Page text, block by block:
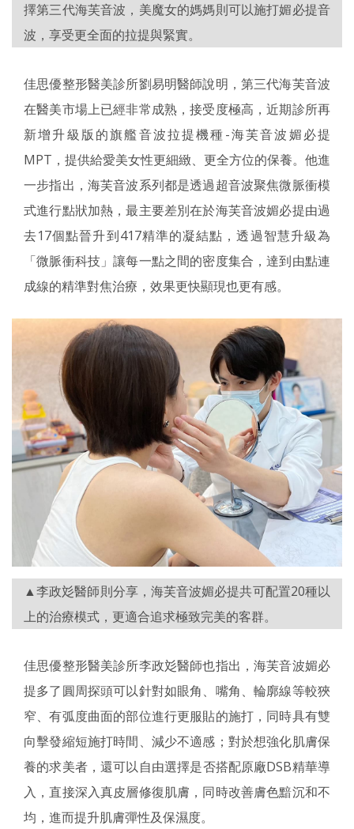
擇第三代海芙音波，美魔女的媽媽則可以施打媚必提音
波，享受更全面的拉提與緊實。
佳思優整形醫美診所劉易明醫師說明，第三代海芙音波
在醫美市場上已經非常成熟，接受度極高，近期診所再
新增升級版的旗艦音波拉提機種-海芙音波媚必提
MPT，提供給愛美女性更細緻、更全方位的保養。他進
一步指出，海芙音波系列都是透過超音波聚焦微脈衝模
式進行點狀加熱，最主要差別在於海芙音波媚必提由過
去17個點晉升到417精準的凝結點，透過智慧升級為
「微脈衝科技」讓每一點之間的密度集合，達到由點連
成線的精準對焦治療，效果更快顯現也更有感。
▲李政彣醫師則分享，海芙音波媚必提共可配置20種以
上的治療模式，更適合追求極致完美的客群。
佳思優整形醫美診所李政彣醫師也指出，海芙音波媚必
提多了圓周探頭可以針對如眼角、嘴角、輪廓線等較狹
窄、有弧度曲面的部位進行更服貼的施打，同時具有雙
向擊發縮短施打時間、減少不適感；對於想強化肌膚保
養的求美者，還可以自由選擇是否搭配原廠DSB精華導
入，直接深入真皮層修復肌膚，同時改善膚色黯沉和不
均，進而提升肌膚彈性及保濕度。